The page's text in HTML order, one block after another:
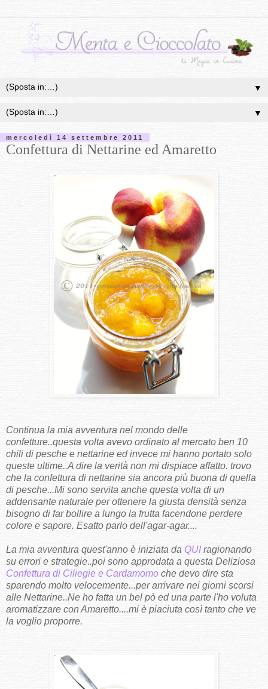
▼
▼
mercoledì 14 settembre 2011
Confettura di Nettarine ed Amaretto
Continua la mia avventura nel mondo delle
confetture..questa volta avevo ordinato al mercato ben 10
chili di pesche e nettarine ed invece mi hanno portato solo
queste ultime..A dire la verità non mi dispiace affatto. trovo
che la confettura di nettarine sia ancora più buona di quella
di pesche...Mi sono servita anche questa volta di un
addensante naturale per ottenere la giusta densità senza
bisogno di far bollire a lungo la frutta facendone perdere
colore e sapore. Esatto parlo dell'agar-agar....
La mia avventura quest'anno è iniziata da QUIragionando
su errori e strategie..poi sono approdata a questa Deliziosa
Confettura di Ciliegie e Cardamomo che devo dire sta
sparendo molto velocemente...per arrivare nei giorni scorsi
alle Nettarine..Ne ho fatta un bel pò ed una parte l'ho voluta
aromatizzare con Amaretto....mi è piaciuta così tanto che ve
la voglio proporre.